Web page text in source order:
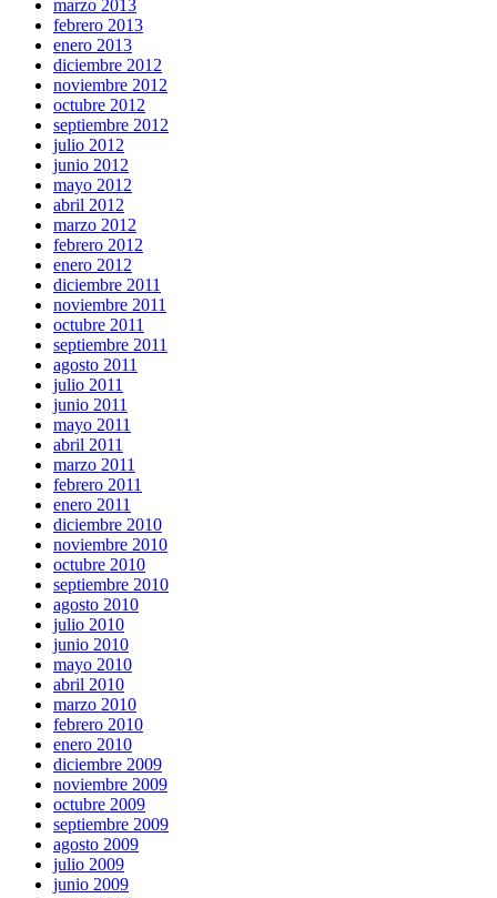
marzo 2013
febrero 2013
enero 2013
diciembre 2012
noviembre 2012
octubre 2012
septiembre 2012
julio 2012
junio 2012
mayo 2012
abril 2012
marzo 2012
febrero 2012
enero 2012
diciembre 2011
noviembre 2011
octubre 2011
septiembre 2011
agosto 2011
julio 2011
junio 2011
mayo 2011
abril 2011
marzo 2011
febrero 2011
enero 2011
diciembre 2010
noviembre 2010
octubre 2010
septiembre 2010
agosto 2010
julio 2010
junio 2010
mayo 2010
abril 2010
marzo 2010
febrero 2010
enero 2010
diciembre 2009
noviembre 2009
octubre 2009
septiembre 2009
agosto 2009
julio 2009
junio 2009